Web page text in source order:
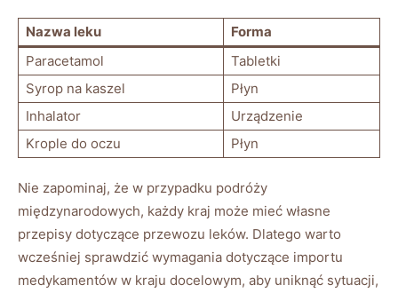
Nazwa leku
Forma
Paracetamol
Tabletki
Syrop na kaszel
Płyn
Inhalator
Urządzenie
Krople do oczu
Płyn
Nie zapominaj, że w przypadku podróży
międzynarodowych, każdy kraj może mieć własne
przepisy dotyczące przewozu leków. Dlatego warto
wcześniej sprawdzić wymagania dotyczące importu
medykamentów w kraju docelowym, aby uniknąć sytuacji,